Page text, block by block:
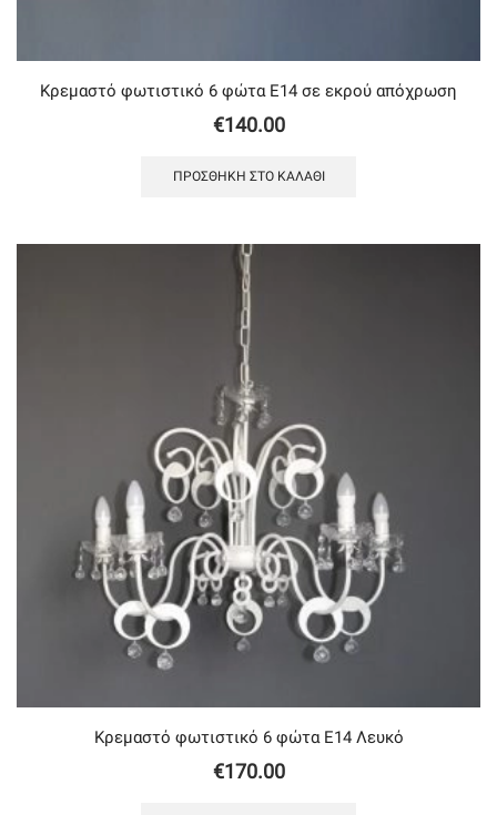
Κρεμαστό φωτιστικό 6 φώτα Ε14 σε εκρού απόχρωση
€140.00
ΠΡΟΣΘΉΚΗ ΣΤΟ ΚΑΛΆΘΙ
Κρεμαστό φωτιστικό 6 φώτα Ε14 Λευκό
€170.00